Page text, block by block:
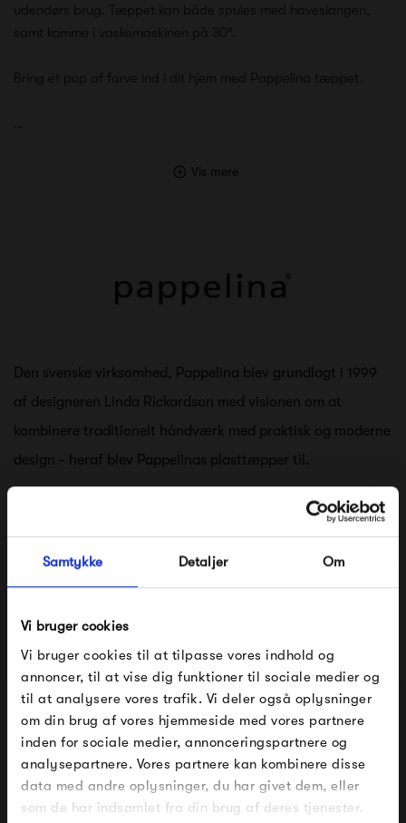
Samtykke Detaljer Om
Vi bruger cookies
Vi bruger cookies til at tilpasse vores indhold og
annoncer, til at vise dig funktioner til sociale medier og
til at analysere vores trafik. Vi deler også oplysninger
om din brug af vores hjemmeside med vores partnere
inden for sociale medier, annonceringspartnere og
analysepartnere. Vores partnere kan kombinere disse
data med andre oplysninger, du har givet dem, eller
som de har indsamlet fra din brug af deres tjenester.
udendørs brug. Tæppet kan både spules med haveslangen,
samt komme i vaskemaskinen på 30°.
Bring et pop af farve ind i dit hjem med Pappelina tæppet.
…
Vis mere
Den svenske virksomhed, Pappelina blev grundlagt i 1999
af designeren Linda Rickardson med visionen om at
kombinere traditionelt håndværk med praktisk og moderne
design - heraf blev Pappelinas plasttæpper til.
Tæpperne er vævet i plast, og af den grund yderst
praktiske, idet de kan komme i vaskemaskinen eller tørres
af med en våd klud. Plastmaterialet er miljøvenligt, og
100% fri for tungmetaller.
Tæpperne fra Pappelina findes i et væld af farver og
forskellige designs, hvor alle er tosidet - blot vend tæppet,
hvis rummet skal have et frisk pust.
Se alle varer fra Pappelina
FÅ 10% PÅ DIN NÆSTE ORDRE
Indtast din e-mail, så sender vi rabatkoden til dig på
mail. Minimumsbeløb er 499 kr. for at indløse
rabatten.